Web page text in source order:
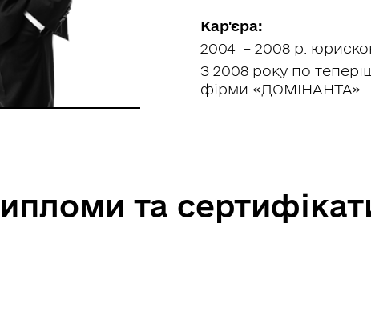
Кар'єра:
2004 – 2008 р.
З 2008 року по
фірми «ДОМІНАНТА»
та